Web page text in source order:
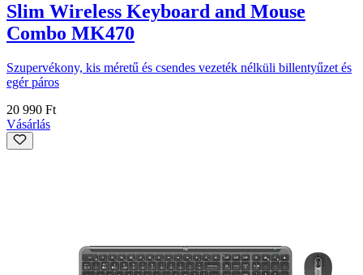
Slim Wireless Keyboard and Mouse
Combo MK470
Szupervékony, kis méretű és csendes vezeték nélküli billentyűzet és
egér páros
20 990 Ft
Vásárlás